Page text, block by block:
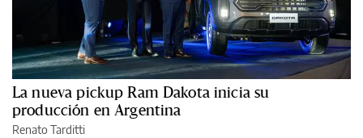
La nueva pickup Ram Dakota inicia su
producción en Argentina
Renato Tarditti